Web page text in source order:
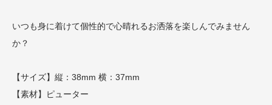
いつも身に着けて個性的で心晴れるお洒落を楽しんでみません
か？
【サイズ】縦：38mm 横：37mm
【素材】ピューター